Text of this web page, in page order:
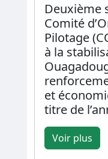
Deuxième
Comité
Pilotage
à la
et
titre de
Voir plus